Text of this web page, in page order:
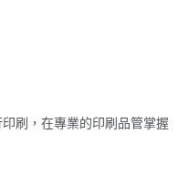
刷，在專業的印刷品管掌握